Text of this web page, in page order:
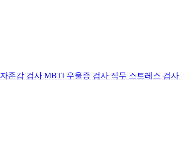
자존감 검사 MBTI 우울증 검사 직무 스트레스 검사